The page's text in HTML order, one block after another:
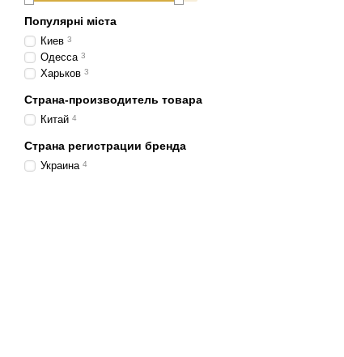
Популярні міста
Киев 3
Одесса 3
Харьков 3
Страна-производитель товара
Китай 4
Страна регистрации бренда
Украина 4